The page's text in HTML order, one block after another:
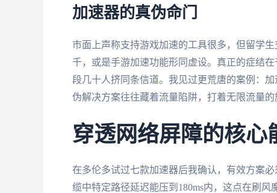
加速器的真伪命门
市面上声称支持游戏加速的工具很多，但留学
千，或是手游加速功能形同虚设。真正的症结
段几十人挤同条信道。我见过更荒唐的案例：
伪解决方案往往藏着流量陷阱，打着无限流量的
穿透网络屏障的核心
在多伦多试过七款加速器后我确认，有效方案
缆中特定路径延迟能压到180ms内，这点在刷